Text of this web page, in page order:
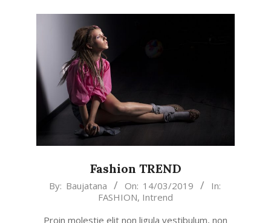
Fashion TREND
2019-
14
By: Baujatana On: 14/03/2019
In:
FASHION, Intrend
Proin molestie elit non ligula vestibulum, non